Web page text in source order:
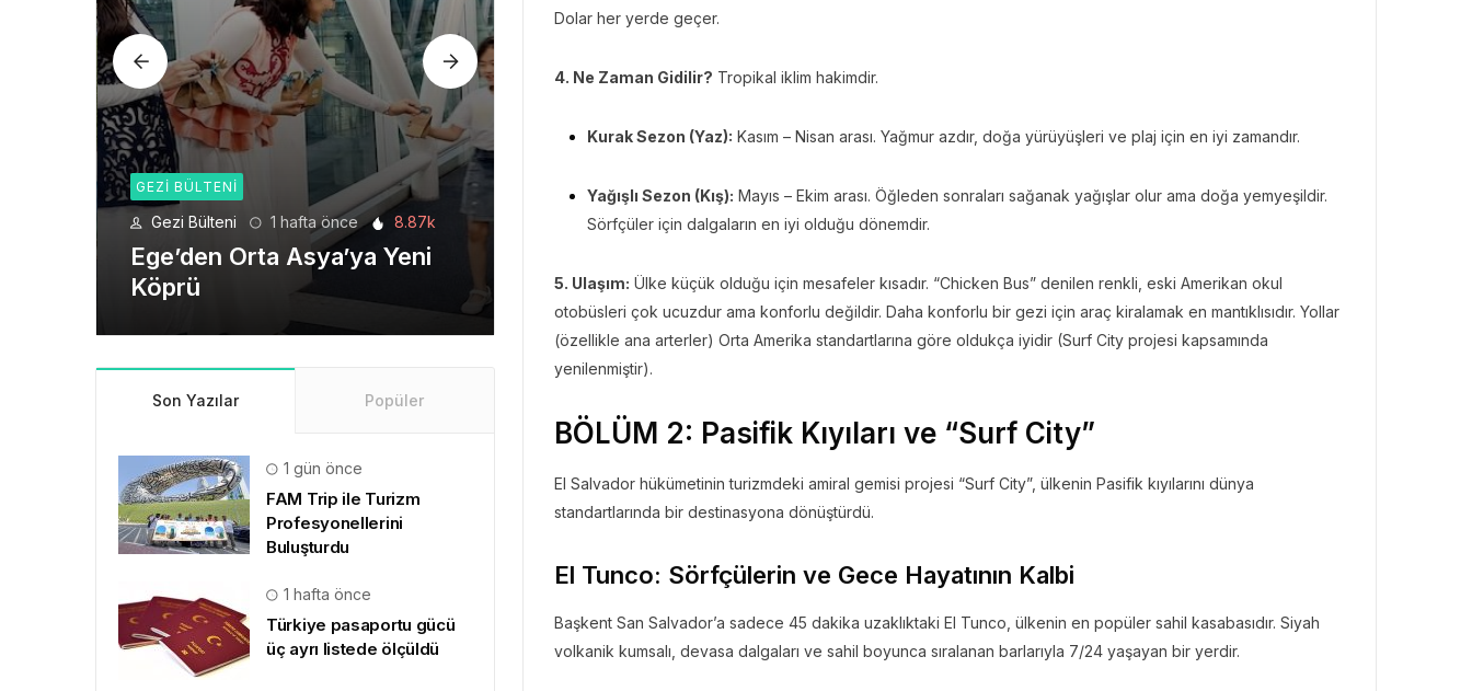
Dolar her yerde geçer.
4. Ne Zaman Gidilir? Tropikal iklim hakimdir.
Kurak Sezon (Yaz): Kasım – Nisan arası. Yağmur azdır, doğa yürüyüşleri ve plaj için en iyi zamandır.
Yağışlı Sezon (Kış): Mayıs – Ekim arası. Öğleden sonraları sağanak yağışlar olur ama doğa yemyeşildir.
Sörfçüler için dalgaların en iyi olduğu dönemdir.
5. Ulaşım: Ülke küçük olduğu için mesafeler kısadır. “Chicken Bus” denilen renkli, eski Amerikan okul
otobüsleri çok ucuzdur ama konforlu değildir. Daha konforlu bir gezi için araç kiralamak en mantıklısıdır. Yollar
(özellikle ana arterler) Orta Amerika standartlarına göre oldukça iyidir (Surf City projesi kapsamında
yenilenmiştir).
BÖLÜM 2: Pasifik Kıyıları ve “Surf City”
El Salvador hükümetinin turizmdeki amiral gemisi projesi “Surf City”, ülkenin Pasifik kıyılarını dünya
standartlarında bir destinasyona dönüştürdü.
El Tunco: Sörfçülerin ve Gece Hayatının Kalbi
Başkent San Salvador’a sadece 45 dakika uzaklıktaki El Tunco, ülkenin en popüler sahil kasabasıdır. Siyah
volkanik kumsalı, devasa dalgaları ve sahil boyunca sıralanan barlarıyla 7/24 yaşayan bir yerdir.
GEZI BÜLTENI
Gezi Bülteni 1 ay önce 6.22k
Seyahat Teknolojilerinde
Yeni Bir Dönem
GEZI BÜLTENI
Gezi Bülteni 1 ay önce 8.97k
Dönem
GEZI BÜLTENI
Kaçamağı
Son Yazılar Popüler
1 gün önce
FAM Trip ile Turizm
Profesyonellerini
Buluşturdu
1 hafta önce
Türkiye pasaportu gücü
üç ayrı listede ölçüldü